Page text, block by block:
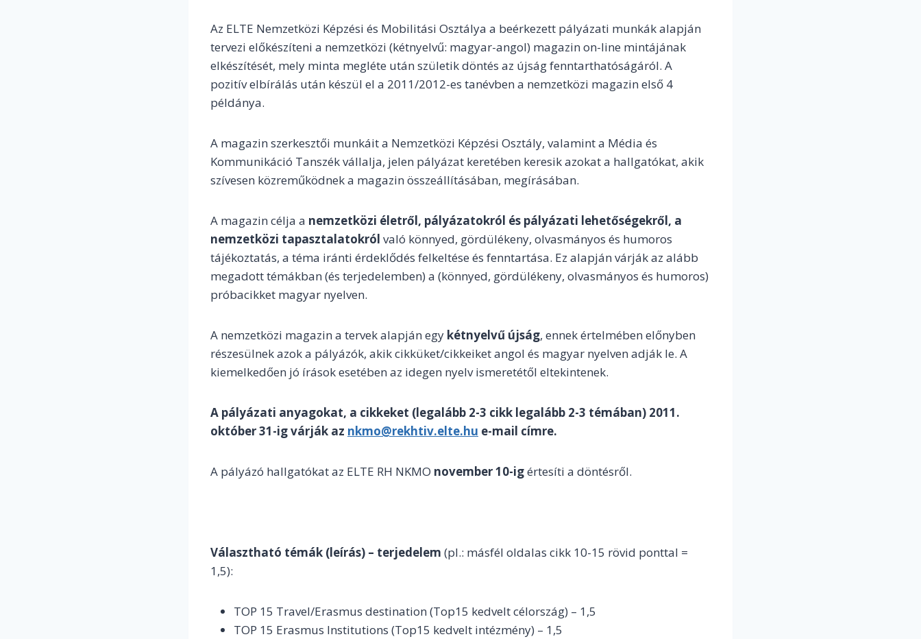
Az ELTE Nemzetközi Képzési és Mobilitási Osztálya a beérkezett pályázati munkák alapján
tervezi előkészíteni a nemzetközi (kétnyelvű: magyar-angol) magazin on-line mintájának
elkészítését, mely minta megléte után születik döntés az újság fenntarthatóságáról. A
pozitív elbírálás után készül el a 2011/2012-es tanévben a nemzetközi magazin első 4
példánya.
A magazin szerkesztői munkáit a Nemzetközi Képzési Osztály, valamint a Média és
Kommunikáció Tanszék vállalja, jelen pályázat keretében keresik azokat a hallgatókat, akik
szívesen közreműködnek a magazin összeállításában, megírásában.
A magazin célja a nemzetközi életről, pályázatokról és pályázati lehetőségekről, a
nemzetközi tapasztalatokról való könnyed, gördülékeny, olvasmányos és humoros
tájékoztatás, a téma iránti érdeklődés felkeltése és fenntartása. Ez alapján várják az alább
megadott témákban (és terjedelemben) a (könnyed, gördülékeny, olvasmányos és humoros)
próbacikket magyar nyelven.
A nemzetközi magazin a tervek alapján egy kétnyelvű újság, ennek értelmében előnyben
részesülnek azok a pályázók, akik cikküket/cikkeiket angol és magyar nyelven adják le. A
kiemelkedően jó írások esetében az idegen nyelv ismeretétől eltekintenek.
A pályázati anyagokat, a cikkeket (legalább 2-3 cikk legalább 2-3 témában) 2011.
október 31-ig várják az nkmo@rekhtiv.elte.hu e-mail címre.
A pályázó hallgatókat az ELTE RH NKMO november 10-igértesíti a döntésről.
Választható témák (leírás) – terjedelem (pl.: másfél oldalas cikk 10-15 rövid ponttal =
1,5):
TOP 15 Travel/Erasmus destination (Top15 kedvelt célország) – 1,5
TOP 15 Erasmus Institutions (Top15 kedvelt intézmény) – 1,5